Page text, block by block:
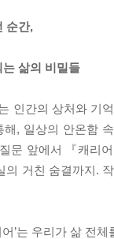
순간,
삶의 비밀들
인간의 상처와 기
, 일상의 안온함
문 앞에서 『캐리
의 거친 숨결까지.
’는 우리가 삶 전